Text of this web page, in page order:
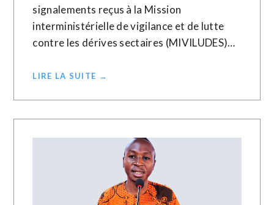
signalements reçus à la Mission
interministérielle de vigilance et de lutte
contre les dérives sectaires (MIVILUDES)…
LIRE LA SUITE →